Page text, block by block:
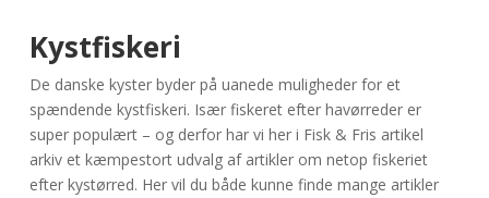
Kystfiskeri
De danske kyster byder på uanede muligheder for et
spændende kystfiskeri. Især fiskeret efter havørreder er
super populært – og derfor har vi her i Fisk & Fris artikel
arkiv et kæmpestort udvalg af artikler om netop fiskeriet
efter kystørred. Her vil du både kunne finde mange artikler